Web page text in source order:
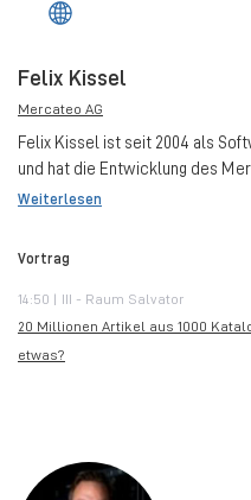
Felix Kissel
Mercateo AG
Felix Kissel ist seit 2004 als
und hat die Entwicklung des
Weiterlesen
Vortrag
14:50 | III - Raum Salvator
20 Millionen Artikel aus 1000
etwas?